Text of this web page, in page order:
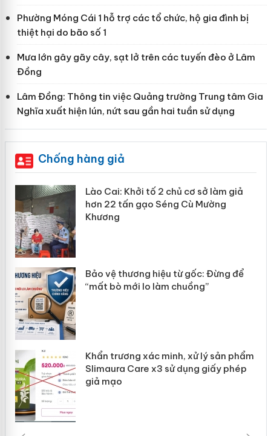
Phường Móng Cái 1 hỗ trợ các tổ chức, hộ gia đình bị
thiệt hại do bão số 1
Mưa lớn gây gãy cây, sạt lở trên các tuyến đèo ở Lâm
Đồng
Lâm Đồng: Thông tin việc Quảng trường Trung tâm Gia
Nghĩa xuất hiện lún, nứt sau gần hai tuần sử dụng
Chống hàng giả
Lào Cai: Khởi tố 2 chủ cơ sở làm giả
hơn 22 tấn gạo Séng Cù Mường
Khương
Bảo vệ thương hiệu từ gốc: Đừng để
“mất bò mới lo làm chuồng”
Khẩn trương xác minh, xử lý sản phẩm
Slimaura Care x3 sử dụng giấy phép
giả mạo